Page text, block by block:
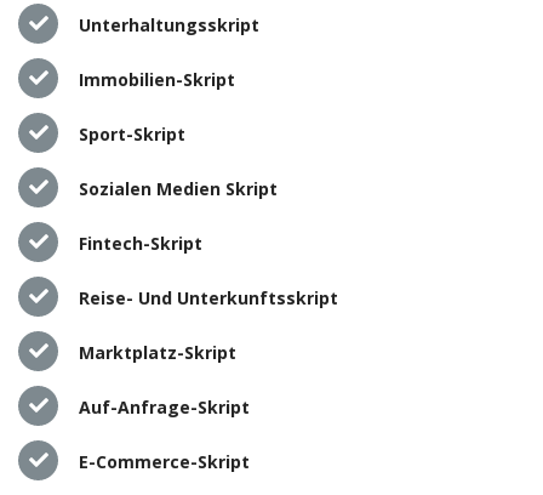
Unterhaltungsskript
Immobilien-Skript
Sport-Skript
Sozialen Medien Skript
Fintech-Skript
Reise- Und Unterkunftsskript
Marktplatz-Skript
Auf-Anfrage-Skript
E-Commerce-Skript